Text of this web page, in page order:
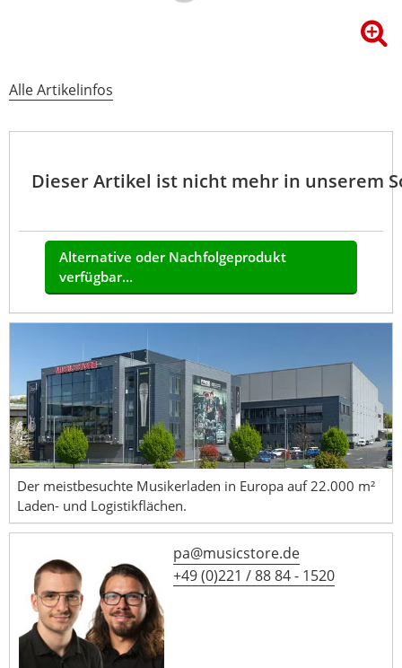
Alle Artikelinfos
Dieser Artikel ist nicht mehr in unserem
Alternative oder Nachfolgeprodukt
verfügbar...
Der meistbesuchte Musikerladen in Europa auf 22.000 m²
Laden- und Logistikflächen.
pa@musicstore.de
+49 (0)221 / 88 84 - 1520